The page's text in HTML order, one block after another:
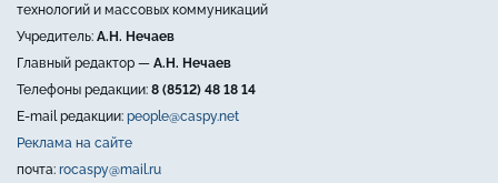
технологий и массовых коммуникаций
Учредитель: А.Н. Нечаев
Главный редактор — А.Н. Нечаев
Телефоны редакции: 8 (8512) 48 18 14
E-mail редакции: people@caspy.net
Реклама на сайте
почта: rocaspy@mail.ru